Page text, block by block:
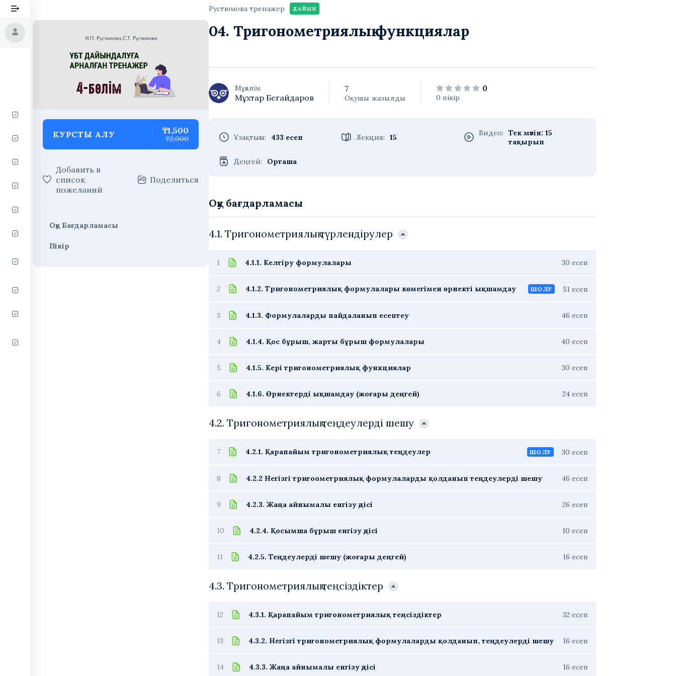
КУРСТЫ АЛУ ₸1,500
₸2,000
Добавить в
список
пожеланий
Поделиться
Оқу Бағдарламасы
Пікір
Рустюмова тренажер ДАЙЫН
04. Тригонометриялық функциялар
Мұғалім
Мұхтар Бегайдаров
7
Оқушы жазылды
0
0 пікір
Ұзақтығы: 433 есеп Лекция: 15 Видео:
Тек мәтін: 15
тақырып
Деңгей: Орташа
Оқу бағдарламасы
4.1. Тригонометриялық түрлендірулер
1 4.1.1. Келтіру формулалары 30 есеп
2 4.1.2. Тригонометриялық формулалары көмегімен өрнекті ықшамдау ШОЛУ 51 есеп
3 4.1.3. Формулаларды пайдаланып есептеу 46 есеп
4 4.1.4. Қос бұрыш, жарты бұрыш формулалары 40 есеп
5 4.1.5. Кері тригонометриялық функциялар 30 есеп
6 4.1.6. Өрнектерді ықшамдау (жоғары деңгей) 24 есеп
4.2. Тригонометриялық теңдеулерді шешу
7 4.2.1. Қарапайым тригонометриялық теңдеулер ШОЛУ 30 есеп
8 4.2.2 Негізгі тригоометриялық формулаларды қолданып теңдеулерді шешу 46 есеп
9 4.2.3. Жаңа айнымалы енгізу әдісі 26 есеп
10 4.2.4. Қосымша бұрыш енгізу әдісі 10 есеп
11 4.2.5. Теңдеулерді шешу (жоғары деңгей) 16 есеп
4.3. Тригонометриялық теңсіздіктер
12 4.3.1. Қарапайым тригонометриялық теңсіздіктер 32 есеп
13 4.3.2. Негізгі тригонометриялық формулаларды қолданып, теңдеулерді шешу 16 есеп
14 4.3.3. Жаңа айнымалы енгізу әдісі 16 есеп